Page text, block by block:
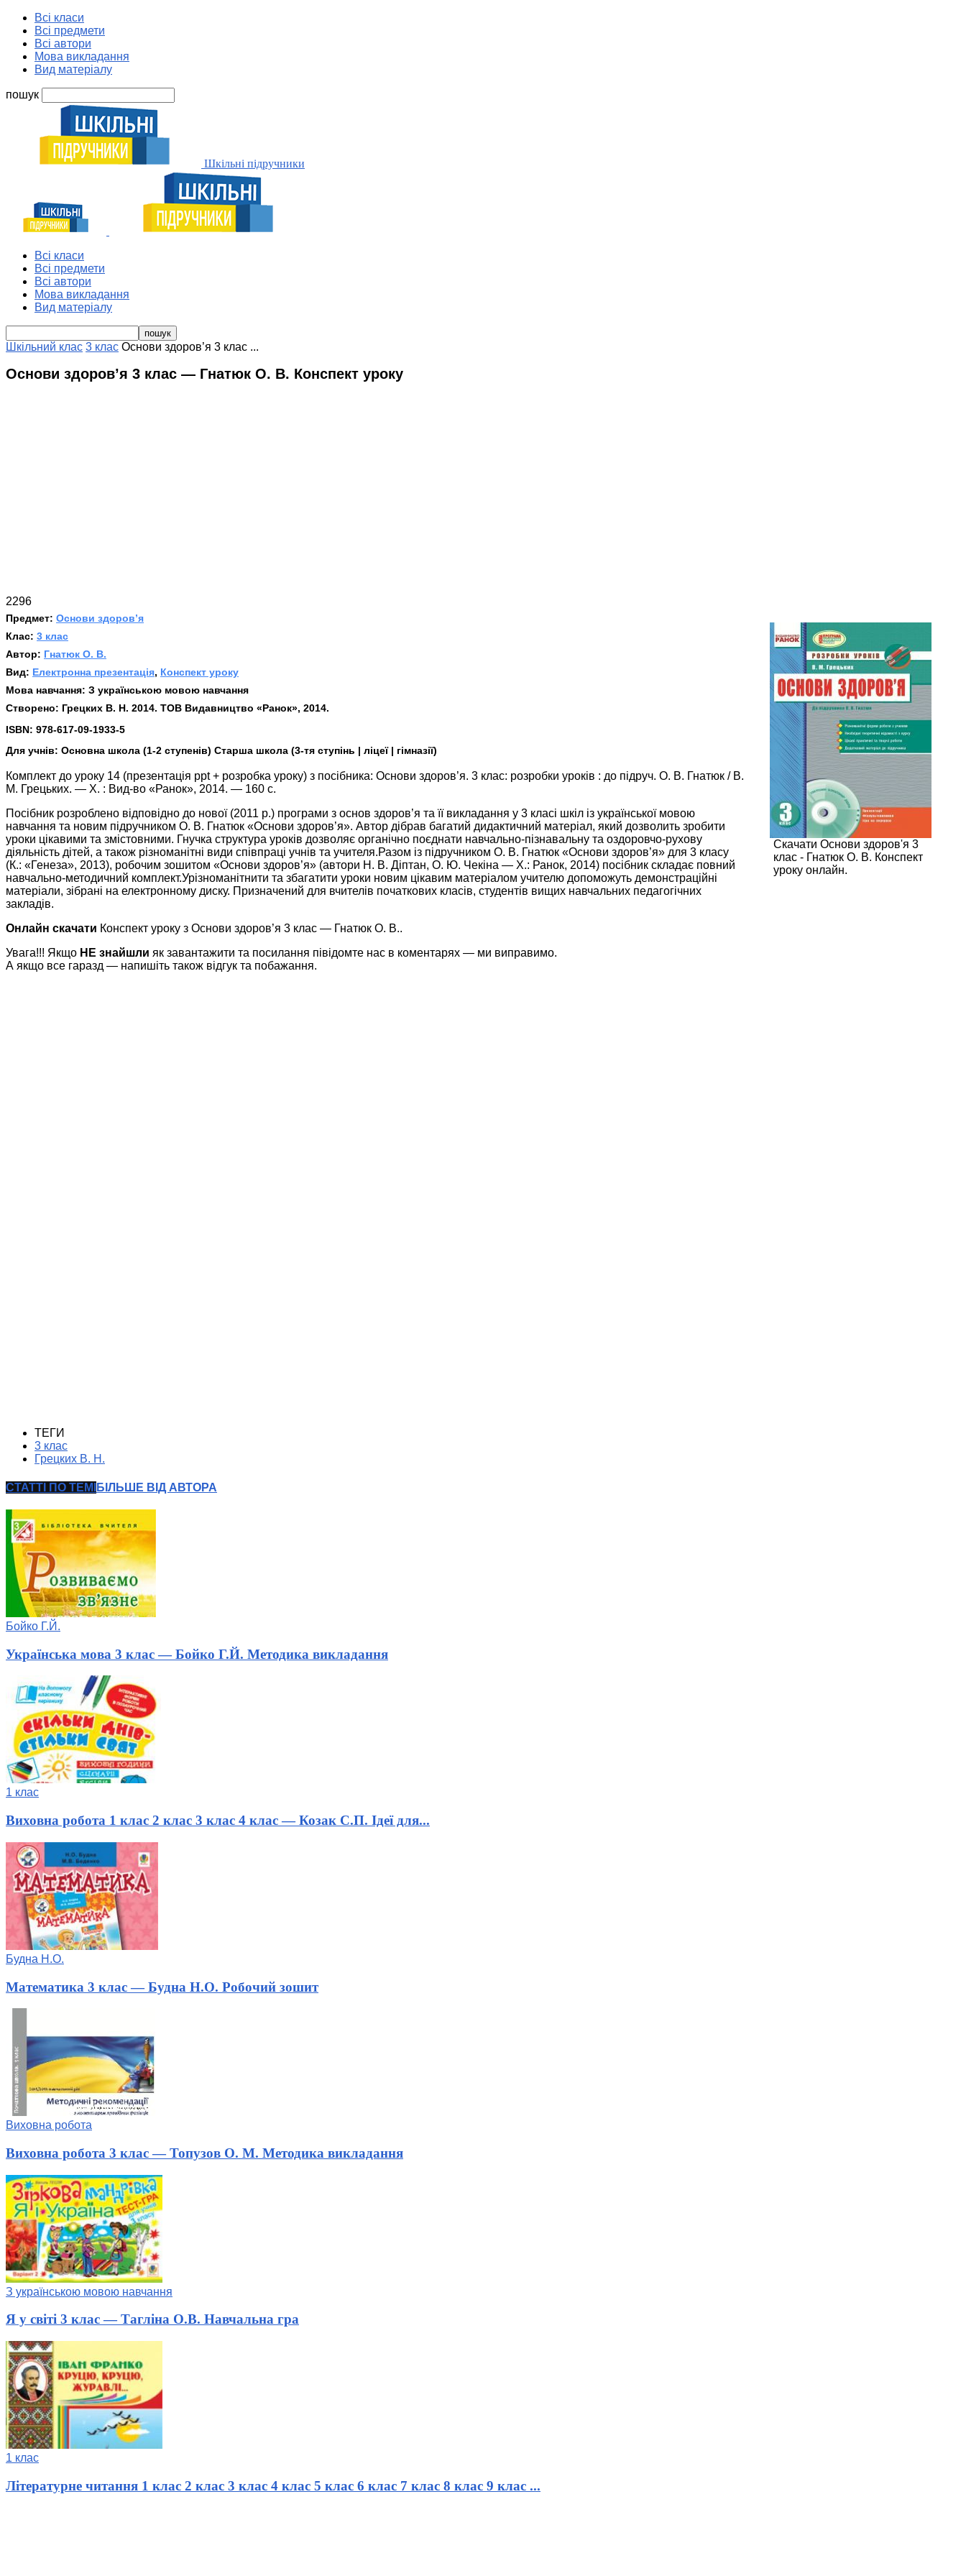
Всі класи
Всі предмети
Всі автори
Мова викладання
Вид матеріалу
пошук
Шкільні підручники
Всі класи
Всі предмети
Всі автори
Мова викладання
Вид матеріалу
Шкільний клас 3 клас Основи здоров’я 3 клас ...
Основи здоров’я 3 клас — Гнатюк О. В. Конспект уроку
2296
Скачати Основи здоров'я 3
клас - Гнатюк О. В. Конспект
уроку онлайн.
Предмет: Основи здоров’я
Клас: 3 клас
Автор: Гнатюк О. В.
Вид: Електронна презентація, Конспект уроку
Мова навчання: З українською мовою навчання
Створено: Грецких В. Н. 2014. ТОВ Видавництво «Ранок», 2014.
ISBN: 978-617-09-1933-5
Для учнів: Основна школа (1-2 ступенів) Старша школа (3-тя ступінь | ліцеї | гімназії)
Комплект до уроку 14 (презентація ppt + розробка уроку) з посібника: Основи здоров’я. 3 клас: розробки уроків : до підруч. О. В. Гнатюк / В.
М. Грецьких. — Х. : Вид-во «Ранок», 2014. — 160 с.
Посібник розроблено відповідно до нової (2011 р.) програми з основ здоров’я та її викладання у 3 класі шкіл із української мовою
навчання та новим підручником О. В. Гнатюк «Основи здоров’я». Автор дібрав багатий дидактичний матеріал, який дозволить зробити
уроки цікавими та змістовними. Гнучка структура уроків дозволяє органічно поєднати навчально-пізнавальну та оздоровчо-рухову
діяльність дітей, а також різноманітні види співпраці учнів та учителя.Разом із підручником О. В. Гнатюк «Основи здоров’я» для 3 класу
(К.: «Генеза», 2013), робочим зошитом «Основи здоров’я» (автори Н. В. Діптан, О. Ю. Чекіна — Х.: Ранок, 2014) посібник складає повний
навчально-методичний комплект.Урізноманітнити та збагатити уроки новим цікавим матеріалом учителю допоможуть демонстраційні
матеріали, зібрані на електронному диску. Призначений для вчителів початкових класів, студентів вищих навчальних педагогічних
закладів.
Онлайн скачати Конспект уроку з Основи здоров’я 3 клас — Гнатюк О. В..
Увага!!! Якщо НЕ знайшли як завантажити та посилання півідомте нас в коментарях — ми виправимо.
А якщо все гаразд — напишіть також відгук та побажання.
ТЕГИ
3 клас
Грецких В. Н.
СТАТТІ ПО ТЕМІ БІЛЬШЕ ВІД АВТОРА
Бойко Г.Й.
Українська мова 3 клас — Бойко Г.Й. Методика викладання
1 клас
Виховна робота 1 клас 2 клас 3 клас 4 клас — Козак С.П. Ідеї для...
Будна Н.О.
Математика 3 клас — Будна Н.О. Робочий зошит
Виховна робота
Виховна робота 3 клас — Топузов О. М. Методика викладання
З українською мовою навчання
Я у світі 3 клас — Тагліна О.В. Навчальна гра
1 клас
Літературне читання 1 клас 2 клас 3 клас 4 клас 5 клас 6 клас 7 клас 8 клас 9 клас ...